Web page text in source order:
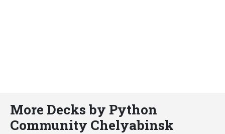
More Decks by Python
Community Chelyabinsk